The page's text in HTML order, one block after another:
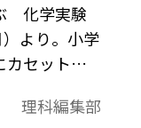
化学実験
より。小学
カセットコ
マッチ等を
理科編集部